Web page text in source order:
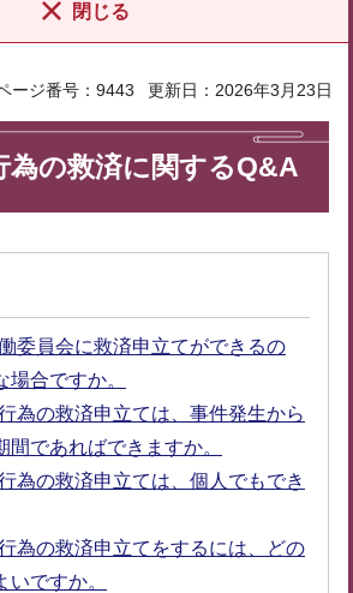
閉じる
ージ番号：9443 更新日：2026年3月23日
為の救済に関するQ&A
委員会に救済申立てができるの
場合ですか。
為の救済申立ては、事件発生から
間であればできますか。
為の救済申立ては、個人でもでき
為の救済申立てをするには、どの
いですか。